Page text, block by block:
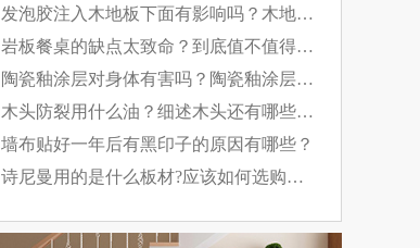
断电有什么影响？
发泡胶注入木地板下面有影响吗？木地板
日常养护要做好！
岩板餐桌的缺点太致命？到底值不值得
买？
陶瓷釉涂层对身体有害吗？陶瓷釉涂层的
特点是什么？
木头防裂用什么油？细述木头还有哪些防
裂方法
墙布贴好一年后有黑印子的原因有哪些？
诗尼曼用的是什么板材?应该如何选购板